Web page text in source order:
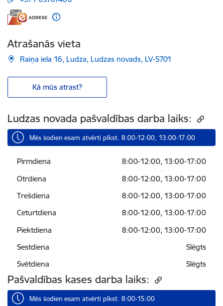
Atrašanās vieta
Raiņa iela 16, Ludza, Ludzas novads, LV-5701
Kā mūs atrast?
Ludzas novada pašvaldības darba laiks:
Mēs šodien esam atvērti plkst. 8:00-12:00, 13:00-17:00
Pirmdiena
8:00-12:00, 13:00-17:00
Otrdiena
8:00-12:00, 13:00-17:00
Trešdiena
8:00-12:00, 13:00-17:00
Ceturtdiena
8:00-12:00, 13:00-17:00
Piektdiena
8:00-12:00, 13:00-17:00
Sestdiena
Slēgts
Svētdiena
Slēgts
Pašvaldības kases darba laiks:
Mēs šodien esam atvērti plkst. 8:00-15:00